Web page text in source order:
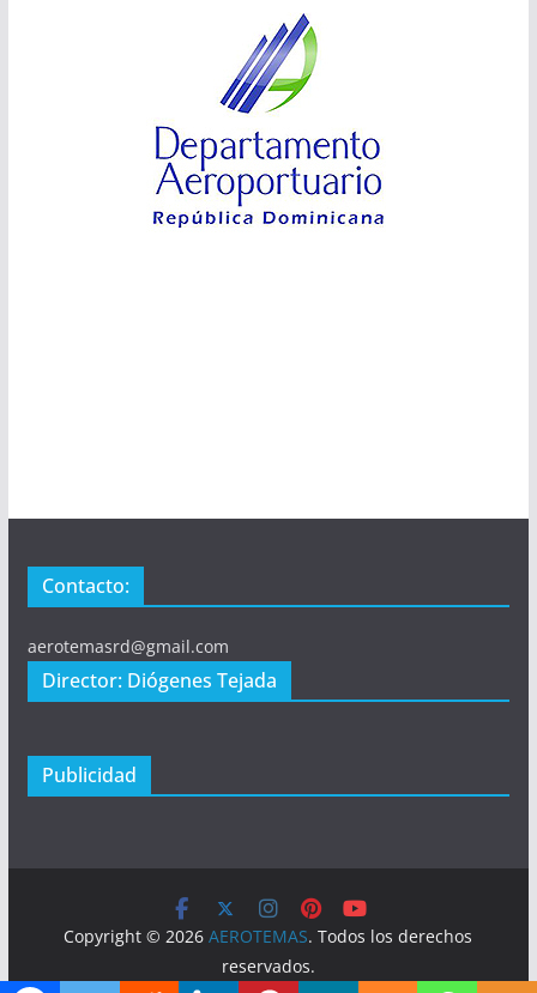
Contacto:
aerotemasrd@gmail.com
Director: Diógenes Tejada
Publicidad
Copyright © 2026AEROTEMAS. Todos los derechos
reservados.